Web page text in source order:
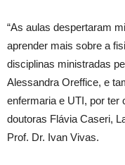
“As aulas despertaram
aprender mais sobre a
disciplinas ministradas
Alessandra Oreffice, e
enfermaria e UTI, por
doutoras Flávia Caseri,
Prof. Dr. Ivan Vivas.